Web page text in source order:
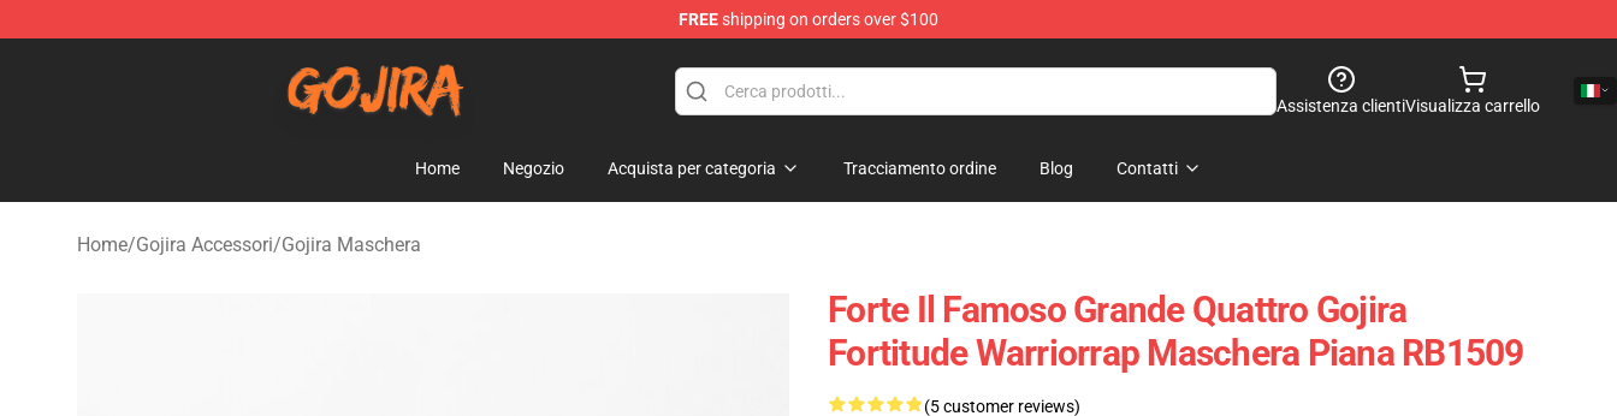
FREEshipping on orders over $100
Assistenza clientiVisualizza carrello
Home Negozio Acquista per categoria Tracciamento ordine Blog Contatti
Home/Gojira Accessori/Gojira Maschera
Forte Il Famoso Grande Quattro Gojira
Fortitude Warriorrap Maschera Piana RB1509
(5 customer reviews)